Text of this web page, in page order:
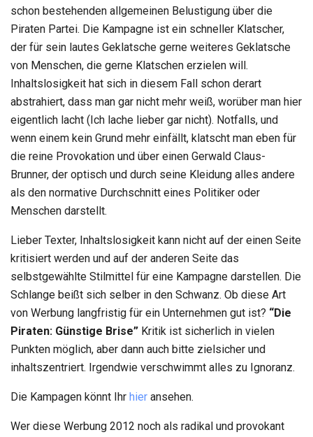
schon bestehenden allgemeinen Belustigung über die
Piraten Partei. Die Kampagne ist ein schneller Klatscher,
der für sein lautes Geklatsche gerne weiteres Geklatsche
von Menschen, die gerne Klatschen erzielen will.
Inhaltslosigkeit hat sich in diesem Fall schon derart
abstrahiert, dass man gar nicht mehr weiß, worüber man hier
eigentlich lacht (Ich lache lieber gar nicht). Notfalls, und
wenn einem kein Grund mehr einfällt, klatscht man eben für
die reine Provokation und über einen Gerwald Claus-
Brunner, der optisch und durch seine Kleidung alles andere
als den normative Durchschnitt eines Politiker oder
Menschen darstellt.
Lieber Texter, Inhaltslosigkeit kann nicht auf der einen Seite
kritisiert werden und auf der anderen Seite das
selbstgewählte Stilmittel für eine Kampagne darstellen. Die
Schlange beißt sich selber in den Schwanz. Ob diese Art
von Werbung langfristig für ein Unternehmen gut ist? “Die
Piraten: Günstige Brise” Kritik ist sicherlich in vielen
Punkten möglich, aber dann auch bitte zielsicher und
inhaltszentriert. Irgendwie verschwimmt alles zu Ignoranz.
Die Kampagen könnt Ihr hier ansehen.
Wer diese Werbung 2012 noch als radikal und provokant